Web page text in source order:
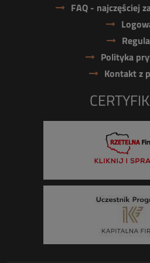
FAQ - najczęściej
Polityka
Kontakt z